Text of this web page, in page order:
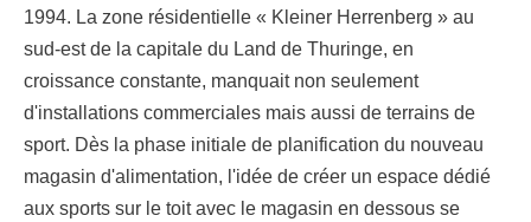
1994. La zone résidentielle « Kleiner Herrenberg » au
sud-est de la capitale du Land de Thuringe, en
croissance constante, manquait non seulement
d'installations commerciales mais aussi de terrains de
sport. Dès la phase initiale de planification du nouveau
magasin d'alimentation, l'idée de créer un espace dédié
aux sports sur le toit avec le magasin en dessous se